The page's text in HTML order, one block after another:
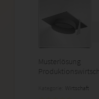
Musterlösung
Wirtschaft